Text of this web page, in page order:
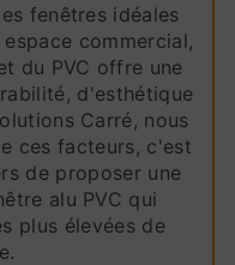
fenêtres idéales
commercial,
du PVC offre une
d'esthétique
Carré, nous
ces facteurs, c'est
de proposer une
alu PVC qui
plus élevées de